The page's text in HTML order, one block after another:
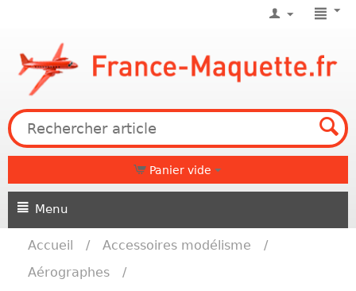
Panier vide
Menu
Accueil / Accessoires modélisme
/
Aérographes
/